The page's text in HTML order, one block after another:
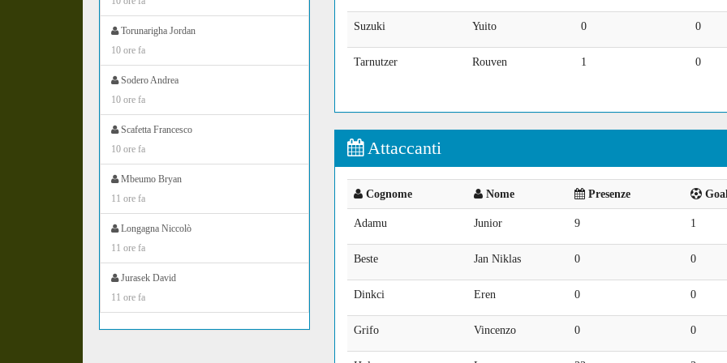
Torunarigha Jordan
10 ore fa
Sodero Andrea
10 ore fa
Scafetta Francesco
10 ore fa
Mbeumo Bryan
11 ore fa
Longagna Niccolò
11 ore fa
Jurasek David
11 ore fa
Suzuki Yuito 0 0
Tarnutzer Rouven 1 0
Attaccanti
Cognome Nome Presenze
Adamu Junior 9 1
Beste Jan Niklas 0 0
Dinkci Eren 0 0
Grifo Vincenzo 0 0